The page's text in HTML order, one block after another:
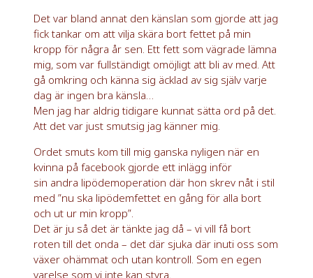
Det var bland annat den känslan som gjorde att jag
fick tankar om att vilja skära bort fettet på min
kropp för några år sen. Ett fett som vägrade lämna
mig, som var fullständigt omöjligt att bli av med. Att
gå omkring och känna sig äcklad av sig själv varje
dag är ingen bra känsla…
Men jag har aldrig tidigare kunnat sätta ord på det.
Att det var just smutsig jag känner mig.
Ordet smuts kom till mig ganska nyligen när en
kvinna på facebook gjorde ett inlägg inför
sin andra lipödemoperation där hon skrev nåt i stil
med ”nu ska lipödemfettet en gång för alla bort
och ut ur min kropp”.
Det är ju så det är tänkte jag då – vi vill få bort
roten till det onda – det där sjuka där inuti oss som
växer ohämmat och utan kontroll. Som en egen
varelse som vi inte kan styra.